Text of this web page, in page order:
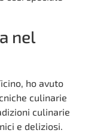
nel
ho avuto
culinarie
culinarie
e deliziosi.